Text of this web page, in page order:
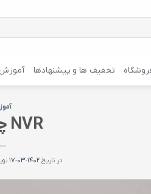
تخفیف ها و پیشنهادها
NVR چیست؟
در تاریخ۱۴۰۲-۰۳-۱۷